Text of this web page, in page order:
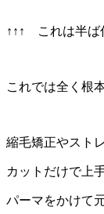
↑↑↑ これは半ば
これでは全く根
縮毛矯正やスト
カットだけで上
パーマをかけて